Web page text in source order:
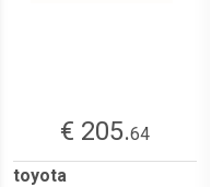
€ 205.64
toyota